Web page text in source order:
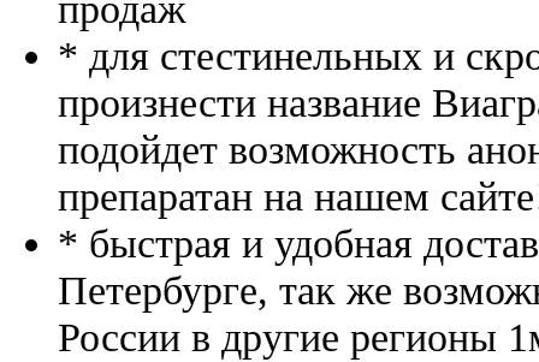
* для стестинельных и
произнести название
подойдет возможность
препаратан на нашем
* быстрая и удобная
Петербурге, так же
России в другие регионы